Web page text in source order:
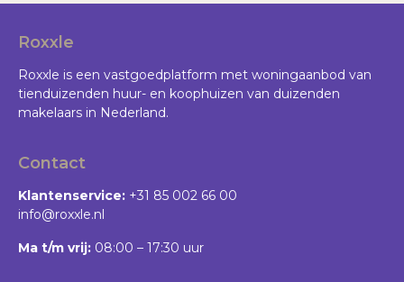
Roxxle
Roxxle is een vastgoedplatform met woningaanbod van
tienduizenden huur- en koophuizen van duizenden
makelaars in Nederland.
Contact
Klantenservice: +31 85 002 66 00
info@roxxle.nl
Ma t/m vrij: 08:00 – 17:30 uur